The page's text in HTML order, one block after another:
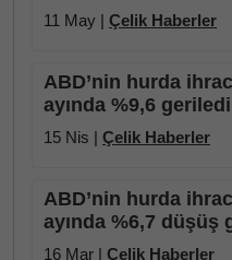
11 May | Çelik Haberler
ABD’nin hurda
ayında %9,6 geriledi
15 Nis | Çelik Haberler
ABD’nin hurda
ayında %6,7 düşüş
16 Mar | Çelik Haberler